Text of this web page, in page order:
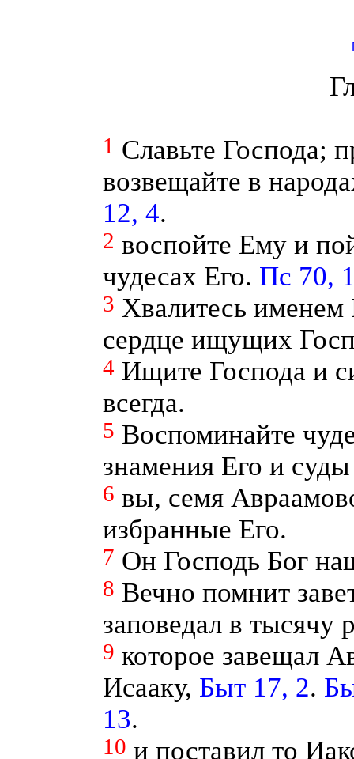
1 Славьте Господа;
возвещайте в
12, 4.
2 воспойте Ему и
чудесах Его. Пс 70,
3 Хвалитесь именем
сердце ищущих
4 Ищите Господа и
всегда.
5 Воспоминайте
знамения Его и
6 вы, семя
избранные Его.
7 Он Господь Бог
8 Вечно помнит
заповедал в тысячу
9 которое завещал
Исааку, Быт 17, 2.
13.
10 и поставил то